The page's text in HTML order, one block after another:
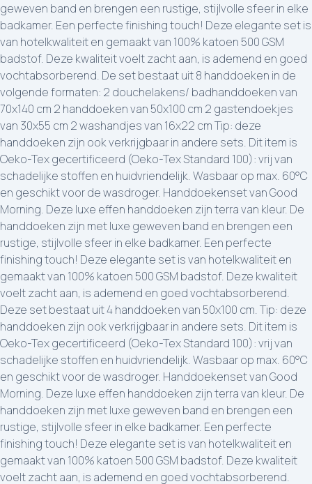
geweven band en brengen een rustige, stijlvolle sfeer in elke
badkamer. Een perfecte finishing touch! Deze elegante set is
van hotelkwaliteit en gemaakt van 100% katoen 500 GSM
badstof. Deze kwaliteit voelt zacht aan, is ademend en goed
vochtabsorberend. De set bestaat uit 8 handdoeken in de
volgende formaten: 2 douchelakens/ badhanddoeken van
70x140 cm 2 handdoeken van 50x100 cm 2 gastendoekjes
van 30x55 cm 2 washandjes van 16x22 cm Tip: deze
handdoeken zijn ook verkrijgbaar in andere sets. Dit item is
Oeko-Tex gecertificeerd (Oeko-Tex Standard 100): vrij van
schadelijke stoffen en huidvriendelijk. Wasbaar op max. 60°C
en geschikt voor de wasdroger. Handdoekenset van Good
Morning. Deze luxe effen handdoeken zijn terra van kleur. De
handdoeken zijn met luxe geweven band en brengen een
rustige, stijlvolle sfeer in elke badkamer. Een perfecte
finishing touch! Deze elegante set is van hotelkwaliteit en
gemaakt van 100% katoen 500 GSM badstof. Deze kwaliteit
voelt zacht aan, is ademend en goed vochtabsorberend.
Deze set bestaat uit 4 handdoeken van 50x100 cm. Tip: deze
handdoeken zijn ook verkrijgbaar in andere sets. Dit item is
Oeko-Tex gecertificeerd (Oeko-Tex Standard 100): vrij van
schadelijke stoffen en huidvriendelijk. Wasbaar op max. 60°C
en geschikt voor de wasdroger. Handdoekenset van Good
Morning. Deze luxe effen handdoeken zijn terra van kleur. De
handdoeken zijn met luxe geweven band en brengen een
rustige, stijlvolle sfeer in elke badkamer. Een perfecte
finishing touch! Deze elegante set is van hotelkwaliteit en
gemaakt van 100% katoen 500 GSM badstof. Deze kwaliteit
voelt zacht aan, is ademend en goed vochtabsorberend.